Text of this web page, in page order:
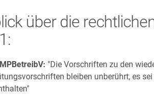
über die
"Die Vorschriften zu den
bleiben unberührt, es